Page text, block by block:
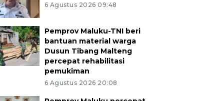
6 Agustus 2026 09:48
Pemprov Maluku-TNI beri
bantuan material warga
Dusun Tibang Malteng
percepat rehabilitasi
pemukiman
6 Agustus 2026 20:08